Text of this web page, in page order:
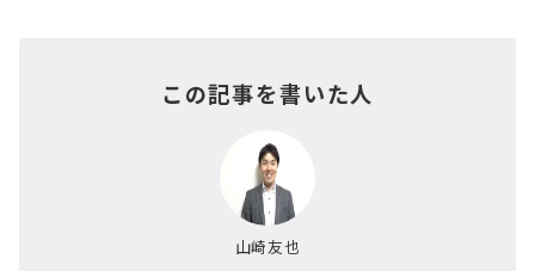
この記事を書いた人
山崎友也